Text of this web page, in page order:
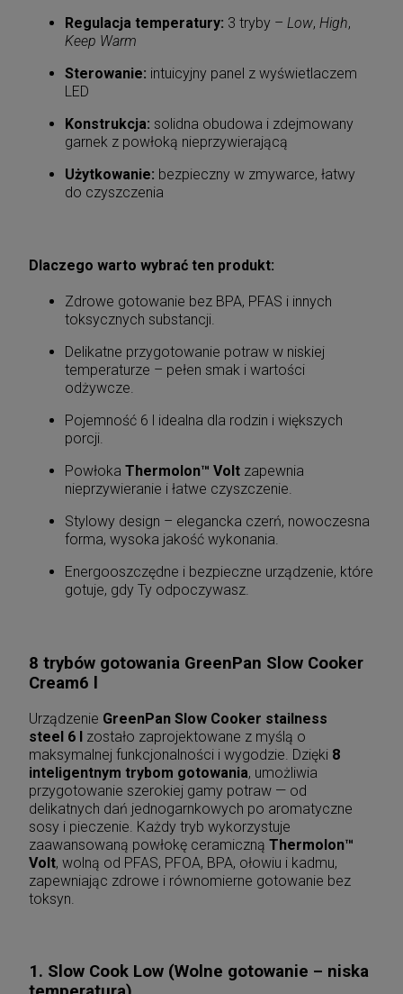
Regulacja temperatury: 3 tryby – Low, High,
Keep Warm
Sterowanie: intuicyjny panel z wyświetlaczem
LED
Konstrukcja: solidna obudowa i zdejmowany
garnek z powłoką nieprzywierającą
Użytkowanie: bezpieczny w zmywarce, łatwy
do czyszczenia
Dlaczego warto wybrać ten produkt:
Zdrowe gotowanie bez BPA, PFAS i innych
toksycznych substancji.
Delikatne przygotowanie potraw w niskiej
temperaturze – pełen smak i wartości
odżywcze.
Pojemność 6 l idealna dla rodzin i większych
porcji.
Powłoka Thermolon™ Volt zapewnia
nieprzywieranie i łatwe czyszczenie.
Stylowy design – elegancka czerń, nowoczesna
forma, wysoka jakość wykonania.
Energooszczędne i bezpieczne urządzenie, które
gotuje, gdy Ty odpoczywasz.
8 trybów gotowania GreenPan Slow Cooker
Cream6 l
Urządzenie GreenPan Slow Cooker stailness
steel 6 l zostało zaprojektowane z myślą o
maksymalnej funkcjonalności i wygodzie. Dzięki 8
inteligentnym trybom gotowania, umożliwia
przygotowanie szerokiej gamy potraw — od
delikatnych dań jednogarnkowych po aromatyczne
sosy i pieczenie. Każdy tryb wykorzystuje
zaawansowaną powłokę ceramiczną Thermolon™
Volt, wolną od PFAS, PFOA, BPA, ołowiu i kadmu,
zapewniając zdrowe i równomierne gotowanie bez
toksyn.
1. Slow Cook Low (Wolne gotowanie – niska